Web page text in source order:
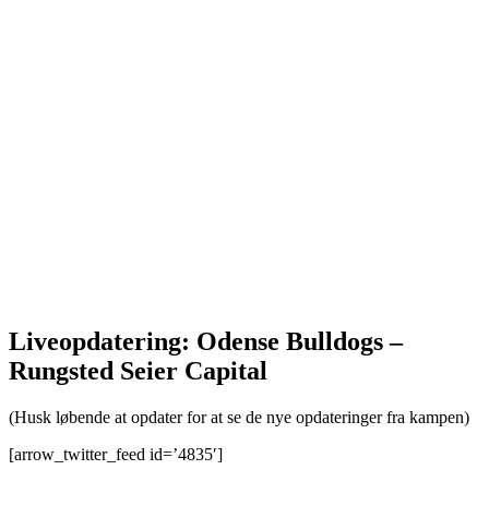
Liveopdatering: Odense Bulldogs –
Rungsted Seier Capital
(Husk løbende at opdater for at se de nye opdateringer fra kampen)
[arrow_twitter_feed id=’4835′]